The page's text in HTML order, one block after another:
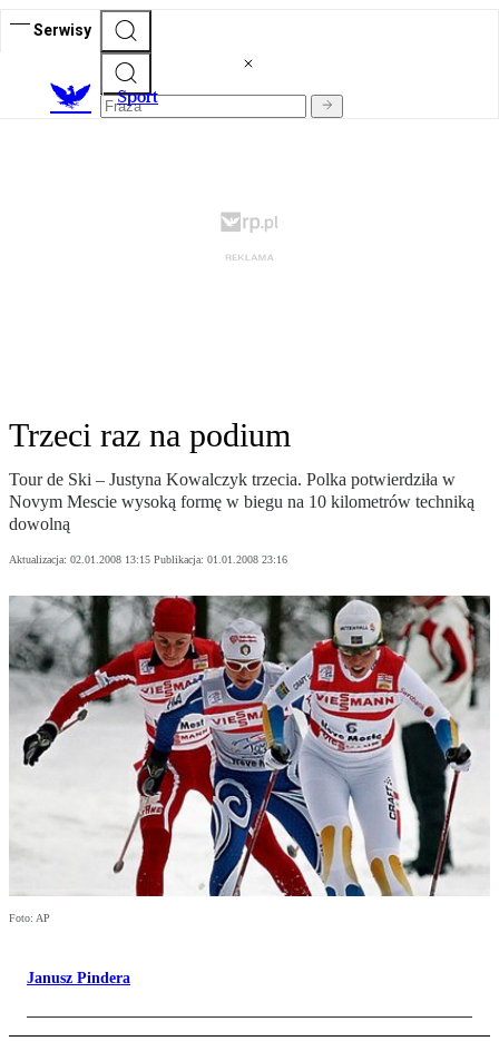
Serwisy
Sport
Trzeci raz na podium
Tour de Ski – Justyna Kowalczyk trzecia. Polka potwierdziła w
Novym Mescie wysoką formę w biegu na 10 kilometrów techniką
dowolną
Aktualizacja: 02.01.2008 13:15 Publikacja: 01.01.2008 23:16
Foto: AP
Janusz Pindera